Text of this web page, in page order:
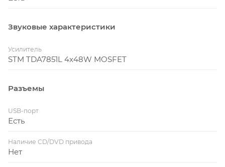
Звуковые характеристики
Усилитель
STM TDA7851L 4x48W MOSFET
Разъемы
USB-порт
Есть
Наличие CD/DVD привода
Нет